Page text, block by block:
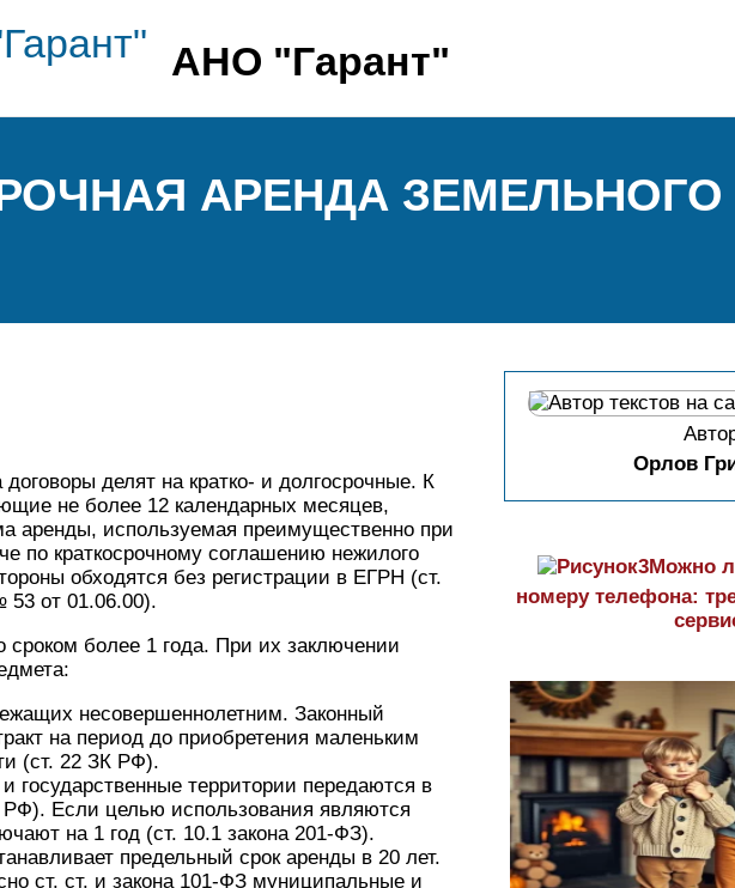
АНО "Гарант"
АРЕНДА ЗЕМЕЛЬНОГО
делят на кратко- и долгосрочные. К
не более 12 календарных месяцев,
аренды, используемая преимущественно при
краткосрочному соглашению нежилого
обходятся без регистрации в ЕГРН (ст.
от 01.06.00).
сроком более 1 года. При их заключении
несовершеннолетним. Законный
на период до приобретения маленьким
(ст. 22 ЗК РФ).
территории передаются в
Если целью использования являются
на 1 год (ст. 10.1 закона 201-ФЗ).
предельный срок аренды в 20 лет.
ст. ст. и закона 101-ФЗ муниципальные и
Орлов
Можно
номеру телефона: